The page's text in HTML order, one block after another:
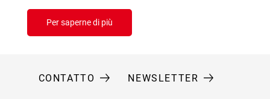
Per saperne di più
CONTATTO NEWSLETTER